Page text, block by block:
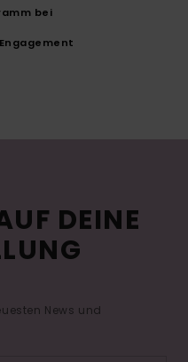
bei
DEINE
News und